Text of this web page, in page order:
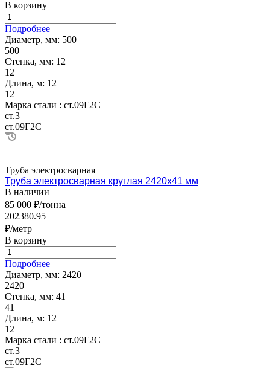
В корзину
Подробнее
Диаметр, мм: 500
500
Стенка, мм: 12
12
Длина, м: 12
12
Марка стали : ст.09Г2С
ст.3
ст.09Г2С
Труба электросварная
Труба электросварная круглая 2420х41 мм
В наличии
85 000 ₽/тонна
202380.95
₽/метр
В корзину
Подробнее
Диаметр, мм: 2420
2420
Стенка, мм: 41
41
Длина, м: 12
12
Марка стали : ст.09Г2С
ст.3
ст.09Г2С